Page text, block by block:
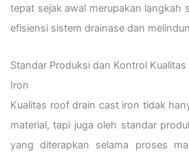
tepat sejak awal merupakan langkah
efisiensi sistem drainase dan
Standar Produksi dan Kontrol
Iron
Kualitas roof drain cast iron tidak
material, tapi juga oleh standar
yang diterapkan selama proses